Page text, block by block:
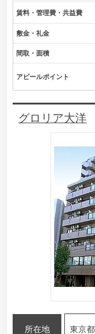
賃料・管理費・共益費
敷金・礼金
間取・面積
アピールポイント
グロリア大洋
所在地 東京